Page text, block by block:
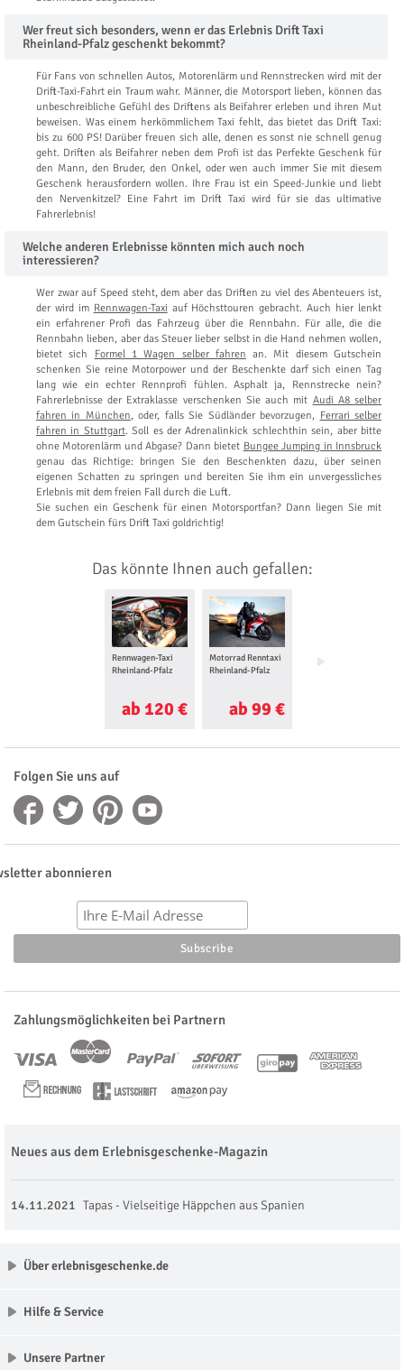
Wer freut sich besonders, wenn er das Erlebnis Drift Taxi
Rheinland-Pfalz geschenkt bekommt?
Für Fans von schnellen Autos, Motorenlärm und Rennstrecken wird mit der
Drift-Taxi-Fahrt ein Traum wahr. Männer, die Motorsport lieben, können das
unbeschreibliche Gefühl des Driftens als Beifahrer erleben und ihren Mut
beweisen. Was einem herkömmlichem Taxi fehlt, das bietet das Drift Taxi:
bis zu 600 PS! Darüber freuen sich alle, denen es sonst nie schnell genug
geht. Driften als Beifahrer neben dem Profi ist das Perfekte Geschenk für
den Mann, den Bruder, den Onkel, oder wen auch immer Sie mit diesem
Geschenk herausfordern wollen. Ihre Frau ist ein Speed-Junkie und liebt
den Nervenkitzel? Eine Fahrt im Drift Taxi wird für sie das ultimative
Fahrerlebnis!
Welche anderen Erlebnisse könnten mich auch noch
interessieren?
Wer zwar auf Speed steht, dem aber das Driften zu viel des Abenteuers ist,
der wird im Rennwagen-Taxi auf Höchsttouren gebracht. Auch hier lenkt
ein erfahrener Profi das Fahrzeug über die Rennbahn. Für alle, die die
Rennbahn lieben, aber das Steuer lieber selbst in die Hand nehmen wollen,
bietet sich Formel 1 Wagen selber fahren an. Mit diesem Gutschein
schenken Sie reine Motorpower und der Beschenkte darf sich einen Tag
lang wie ein echter Rennprofi fühlen. Asphalt ja, Rennstrecke nein?
Fahrerlebnisse der Extraklasse verschenken Sie auch mit Audi A8 selber
fahren in München, oder, falls Sie Südländer bevorzugen, Ferrari selber
fahren in Stuttgart. Soll es der Adrenalinkick schlechthin sein, aber bitte
ohne Motorenlärm und Abgase? Dann bietet Bungee Jumping in Innsbruck
genau das Richtige: bringen Sie den Beschenkten dazu, über seinen
eigenen Schatten zu springen und bereiten Sie ihm ein unvergessliches
Erlebnis mit dem freien Fall durch die Luft.
Sie suchen ein Geschenk für einen Motorsportfan? Dann liegen Sie mit
dem Gutschein fürs Drift Taxi goldrichtig!
Das könnte Ihnen auch gefallen:
Rennwagen-Taxi
Rheinland-Pfalz
ab 120 €
Motorrad Renntaxi
Rheinland-Pfalz
ab 99 €
Ferrari selber
Folgen Sie uns auf
abonnieren
Zahlungsmöglichkeiten bei Partnern
Neues aus dem Erlebnisgeschenke-Magazin
14.11.2021 Tapas - Vielseitige Häppchen aus Spanien
Über erlebnisgeschenke.de
Hilfe & Service
Unsere Partner